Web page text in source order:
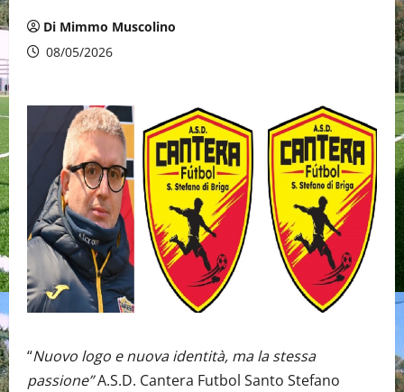
Di Mimmo Muscolino
08/05/2026
“Nuovo logo e nuova identità, ma la stessa
passione”A.S.D. Cantera Futbol Santo Stefano